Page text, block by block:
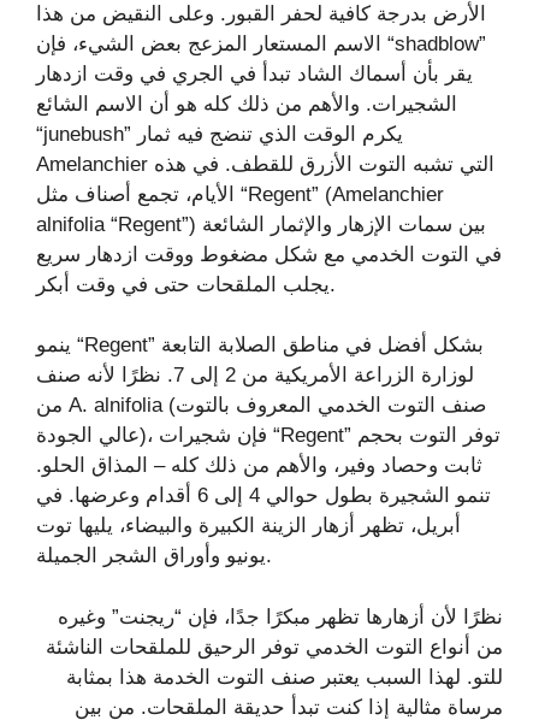
الأرض بدرجة كافية لحفر القبور. وعلى النقيض من هذا
الاسم المستعار المزعج بعض الشيء، فإن “shadblow”
يقر بأن أسماك الشاد تبدأ في الجري في وقت ازدهار
الشجيرات. والأهم من ذلك كله هو أن الاسم الشائع
“junebush” يكرم الوقت الذي تنضج فيه ثمار
Amelanchier التي تشبه التوت الأزرق للقطف. في هذه
الأيام، تجمع أصناف مثل “Regent” (Amelanchier
alnifolia “Regent”) بين سمات الإزهار والإثمار الشائعة
في التوت الخدمي مع شكل مضغوط ووقت ازدهار سريع
يجلب الملقحات حتى في وقت أبكر.
ينمو “Regent” بشكل أفضل في مناطق الصلابة التابعة
لوزارة الزراعة الأمريكية من 2 إلى 7. نظرًا لأنه صنف
من A. alnifolia (صنف التوت الخدمي المعروف بالتوت
عالي الجودة)، فإن شجيرات “Regent” توفر التوت بحجم
ثابت وحصاد وفير، والأهم من ذلك كله – المذاق الحلو.
تنمو الشجيرة بطول حوالي 4 إلى 6 أقدام وعرضها. في
أبريل، تظهر أزهار الزينة الكبيرة والبيضاء، يليها توت
يونيو وأوراق الشجر الجميلة.
نظرًا لأن أزهارها تظهر مبكرًا جدًا، فإن “ريجنت” وغيره
من أنواع التوت الخدمي توفر الرحيق للملقحات الناشئة
للتو. لهذا السبب يعتبر صنف التوت الخدمة هذا بمثابة
مرساة مثالية إذا كنت تبدأ حديقة الملقحات. من بين